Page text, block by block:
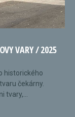
VARY / 2025
historického
čekárny.